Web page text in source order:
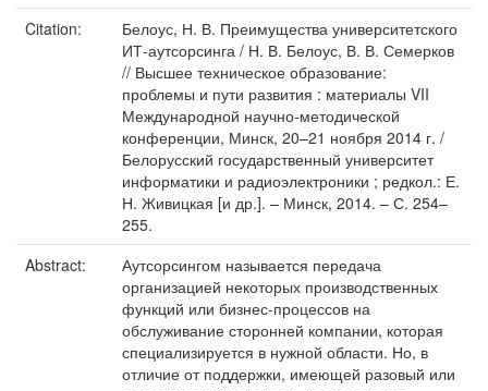
Citation:
Белоус, Н. В. Преимущества университетского
ИТ-аутсорсинга / Н. В. Белоус, В. В. Семерков
// Высшее техническое образование:
проблемы и пути развития : материалы VII
Международной научно-методической
конференции, Минск, 20–21 ноября 2014 г. /
Белорусский государственный университет
информатики и радиоэлектроники ; редкол.: Е.
Н. Живицкая [и др.]. – Минск, 2014. – С. 254–
255.
Abstract:
Аутсорсингом называется передача
организацией некоторых производственных
функций или бизнес-процессов на
обслуживание сторонней компании, которая
специализируется в нужной области. Но, в
отличие от поддержки, имеющей разовый или